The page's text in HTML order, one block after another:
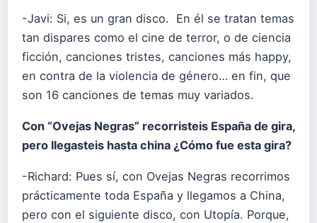
-Javi: Si, es un gran disco. En él se tratan temas
tan dispares como el cine de terror, o de ciencia
ficción, canciones tristes, canciones más happy,
en contra de la violencia de género… en fin, que
son 16 canciones de temas muy variados.
Con “Ovejas Negras” recorristeis España de gira,
pero llegasteis hasta china ¿Cómo fue esta gira?
-Richard: Pues sí, con Ovejas Negras recorrimos
prácticamente toda España y llegamos a China,
pero con el siguiente disco, con Utopía. Porque,